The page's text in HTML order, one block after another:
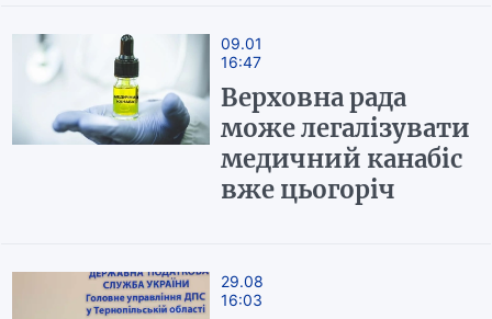
09.01
16:47
Верховна рада
може легалізувати
медичний канабіс
вже цьогоріч
29.08
16:03